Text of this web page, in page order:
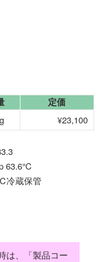
定価
¥23,100
63.6℃
冷蔵保管
は、「製品コー